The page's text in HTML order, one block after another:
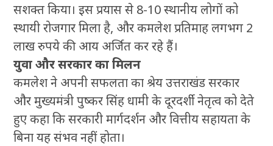
सशक्त किया। इस प्रयास से 8-10 स्थानीय लोगों को
स्थायी रोजगार मिला है, और कमलेश प्रतिमाह लगभग 2
लाख रुपये की आय अर्जित कर रहे हैं।
युवा और सरकार का मिलन
कमलेश ने अपनी सफलता का श्रेय उत्तराखंड सरकार
और मुख्यमंत्री पुष्कर सिंह धामी के दूरदर्शी नेतृत्व को देते
हुए कहा कि सरकारी मार्गदर्शन और वित्तीय सहायता के
बिना यह संभव नहीं होता।